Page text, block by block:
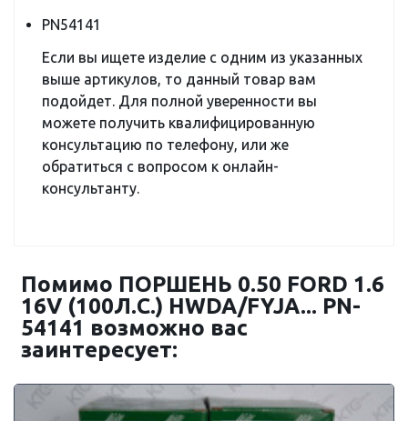
PN54141
Если вы ищете изделие с одним из указанных
выше артикулов, то данный товар вам
подойдет. Для полной уверенности вы
можете получить квалифицированную
консультацию по телефону, или же
обратиться с вопросом к онлайн-
консультанту.
Помимо ПОРШЕНЬ 0.50 FORD 1.6
16V (100Л.С.) HWDA/FYJA... PN-
54141 возможно вас
заинтересует: